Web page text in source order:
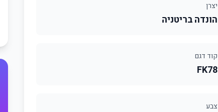
יצרן
הונדה בריטניה
קוד דגם
FK78
צבע